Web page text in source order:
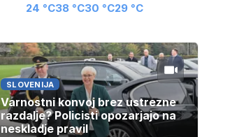
24 °C38 °C30 °C29 °C
SLOVENIJA
Varnostni konvoj brez ustrezne
razdalje? Policisti opozarjajo na
neskladje pravil